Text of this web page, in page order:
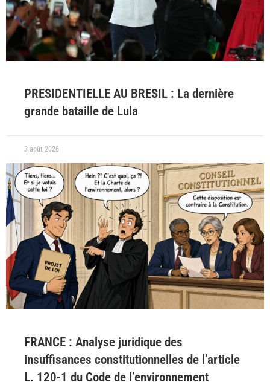
PRESIDENTIELLE AU BRESIL : La dernière
grande bataille de Lula
3 août 2026
FRANCE : Analyse juridique des
insuffisances constitutionnelles de l’article
L. 120-1 du Code de l’environnement